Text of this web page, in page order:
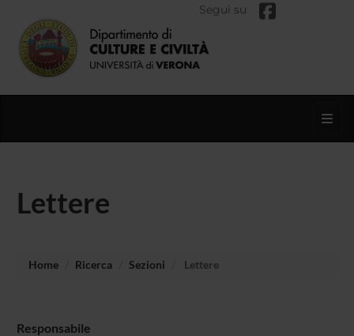
Segui su
Lettere
Home Ricerca Sezioni Lettere
Responsabile